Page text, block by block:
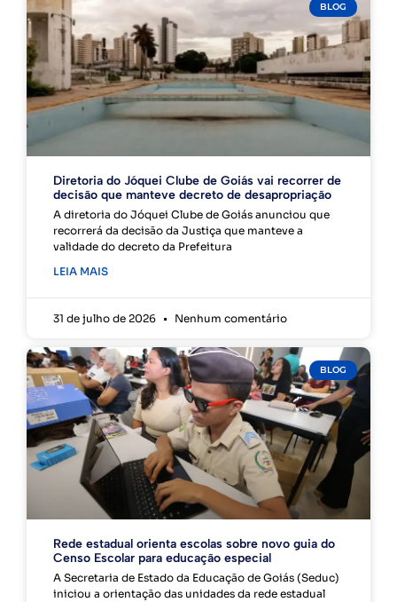
BLOG
Diretoria do Jóquei Clube de Goiás vai recorrer de
decisão que manteve decreto de desapropriação
A diretoria do Jóquei Clube de Goiás anunciou que
recorrerá da decisão da Justiça que manteve a
validade do decreto da Prefeitura
LEIA MAIS
31 de julho de 2026 Nenhum comentário
BLOG
Rede estadual orienta escolas sobre novo guia do
Censo Escolar para educação especial
A Secretaria de Estado da Educação de Goiás (Seduc)
iniciou a orientação das unidades da rede estadual